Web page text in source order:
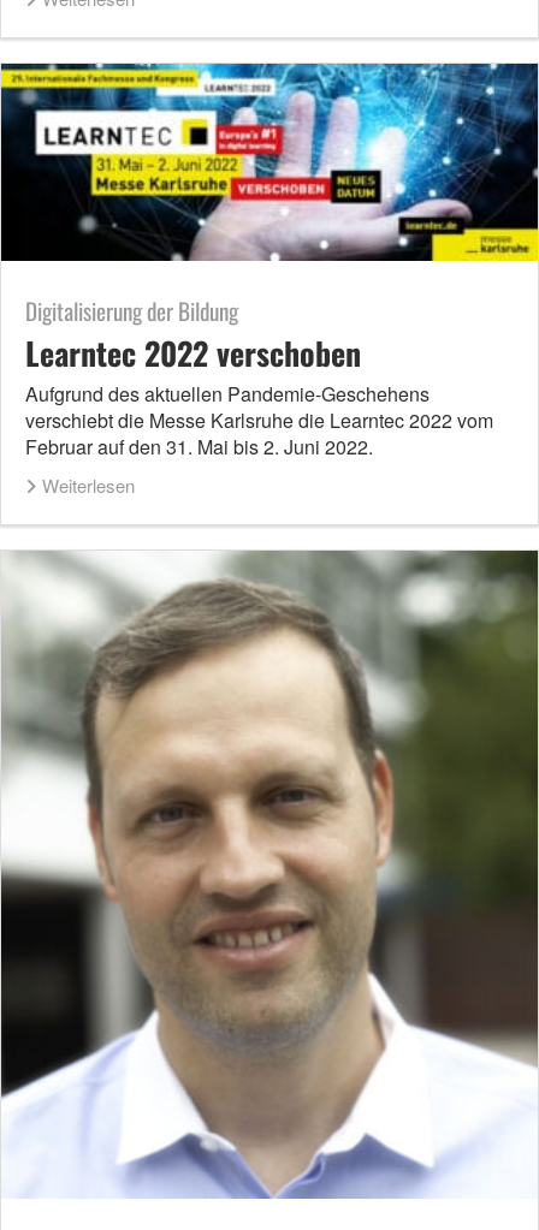
Digitalisierung der Bildung
Learntec 2022 verschoben
Aufgrund des aktuellen Pandemie-Geschehens
verschiebt die Messe Karlsruhe die Learntec 2022 vom
Februar auf den 31. Mai bis 2. Juni 2022.
Weiterlesen